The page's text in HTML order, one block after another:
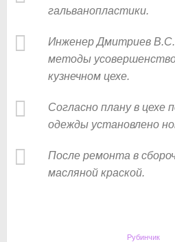
гальванопластики.
Инженер Дмитриев
методы
кузнечном цехе.
Согласно плану в цехе
одежды установлено
После ремонта в
масляной краской.
Рубинчик